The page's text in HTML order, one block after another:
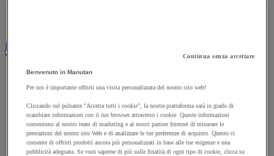
Decorazione
Vedi tutte le categorie
Cartina geografica
Cornice e sistema di fissaggio
Decorazione per feste
Orologio
Pellicola adesiva per vetro
Pianta artificiale da ufficio
Continua senza accettare
Benvenuto in Manutan
Per noi è importante offrirti una visita personalizzata del nostro sito web!
Cliccando sul pulsante "Accetta tutti i cookie", la nostra piattaforma sarà in grado di
scambiare informazioni con il tuo browser attraverso i cookie. Queste informazioni
consentono al nostro team di marketing e ai nostri partner Internet di misurare le
prestazioni del nostro sito Web e di analizzare le tue preferenze di acquisto. Questo ci
consente di offrirti prodotti ancora più personalizzati in base alle tue esigenze e una
pubblicità adeguata. Se vuoi saperne di più sulle finalità di ogni tipo di cookie, clicca su